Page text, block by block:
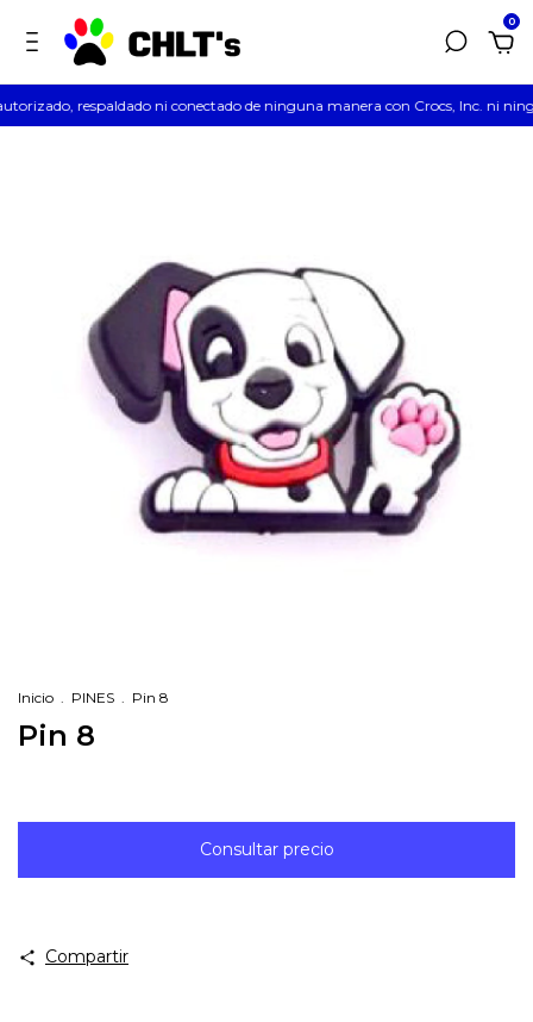
0
respaldado ni conectado de ninguna manera con Crocs, Inc. ni
Inicio . PINES . Pin 8
Pin 8
Compartir